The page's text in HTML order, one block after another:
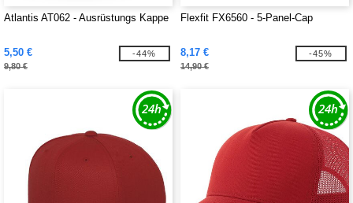
Atlantis AT062 - Ausrüstungs Kappe
5,50 €
9,80 €
-44%
Flexfit FX6560 - 5-Panel-Cap
8,17 €
14,90 €
-45%